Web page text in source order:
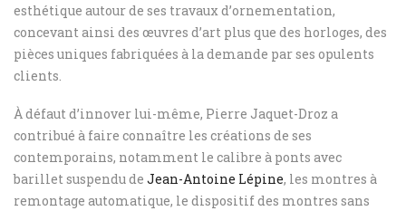
esthétique autour de ses travaux d’ornementation,
concevant ainsi des œuvres d’art plus que des horloges, des
pièces uniques fabriquées à la demande par ses opulents
clients.
À défaut d’innover lui-même, Pierre Jaquet-Droz a
contribué à faire connaître les créations de ses
contemporains, notamment le calibre à ponts avec
barillet suspendu de Jean-Antoine Lépine, les montres à
remontage automatique, le dispositif des montres sans